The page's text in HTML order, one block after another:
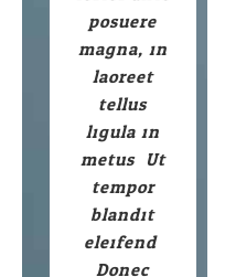
posuere
magna, in
laoreet
tellus
ligula in
metus. Ut
tempor
blandit
eleifend.
Donec